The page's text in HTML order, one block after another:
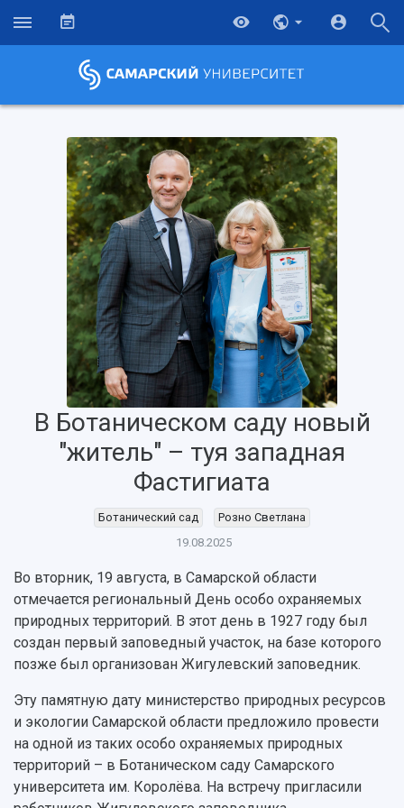
Ключевые факты
Рейтинги
Руководство
Наблюдательный совет
Ученый совет
Ректорат
Кадровый резерв
Персоналии
Бортжурнал
Объявления
События
СМИ об университете
Пресс-центр
Газета "Полет"
Газета "Самарский университет"
Мы в соцсетях
Абитуриенту
Бакалавриат и специалитет
Магистратура
Аспирантура
Формы обучения
Дополнительное образование
Институты и факультеты
Образовательные программы
Научно-исследовательская деятельность
Научные школы и ведущие научные коллективы
Диссертационные советы
Подготовка научных кадров
Конкурс на замещение должностей научных
работников
Научные проекты и темы
Аспирантура и докторантура
Справочные материалы
В Ботаническом саду новый
"житель" – туя западная
Фастигиата
Ботанический сад
Розно Светлана
19.08.2025
Во вторник, 19 августа, в Самарской области
отмечается региональный День особо охраняемых
природных территорий. В этот день в 1927 году был
создан первый заповедный участок, на базе которого
позже был организован Жигулевский заповедник.
Эту памятную дату министерство природных ресурсов
и экологии Самарской области предложило провести
на одной из таких особо охраняемых природных
территорий – в Ботаническом саду Самарского
университета им. Королёва. На встречу пригласили